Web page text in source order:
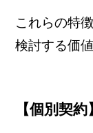
これらの特
検討する価
【個別契